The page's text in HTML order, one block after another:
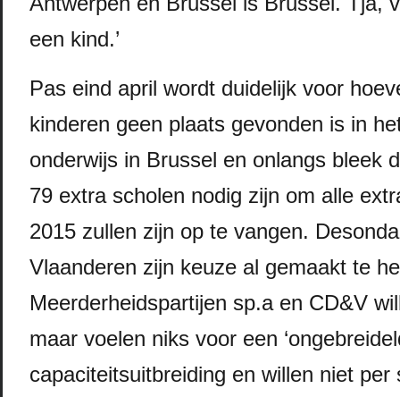
een kind.’
Pas eind april wordt duidelijk voor
kinderen geen plaats gevonden is in
onderwijs in Brussel en onlangs bleek
79 extra scholen nodig zijn om alle
2015 zullen zijn op te vangen.
Vlaanderen zijn keuze al gemaakt te
Meerderheidspartijen sp.a en CD&V
maar voelen niks voor een
capaciteitsuitbreiding en willen niet per